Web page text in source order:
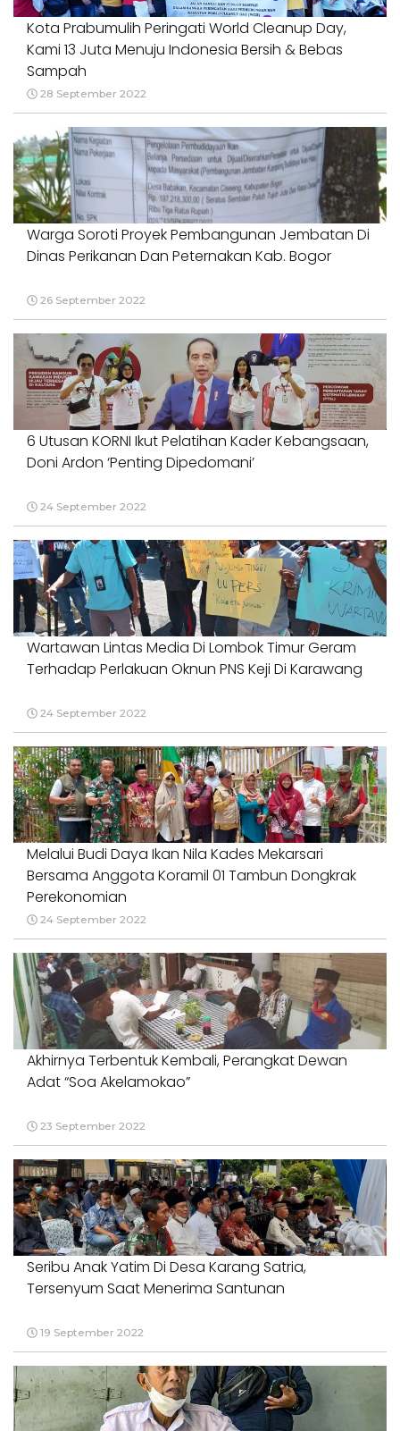
Kota Prabumulih Peringati World Cleanup Day,
Kami 13 Juta Menuju Indonesia Bersih & Bebas
Sampah
28 September 2022
Warga Soroti Proyek Pembangunan Jembatan Di
Dinas Perikanan Dan Peternakan Kab. Bogor
26 September 2022
6 Utusan KORNI Ikut Pelatihan Kader Kebangsaan,
Doni Ardon ‘Penting Dipedomani’
24 September 2022
Wartawan Lintas Media Di Lombok Timur Geram
Terhadap Perlakuan Oknun PNS Keji Di Karawang
24 September 2022
Melalui Budi Daya Ikan Nila Kades Mekarsari
Bersama Anggota Koramil 01 Tambun Dongkrak
Perekonomian
24 September 2022
Akhirnya Terbentuk Kembali, Perangkat Dewan
Adat “Soa Akelamokao”
23 September 2022
Seribu Anak Yatim Di Desa Karang Satria,
Tersenyum Saat Menerima Santunan
19 September 2022